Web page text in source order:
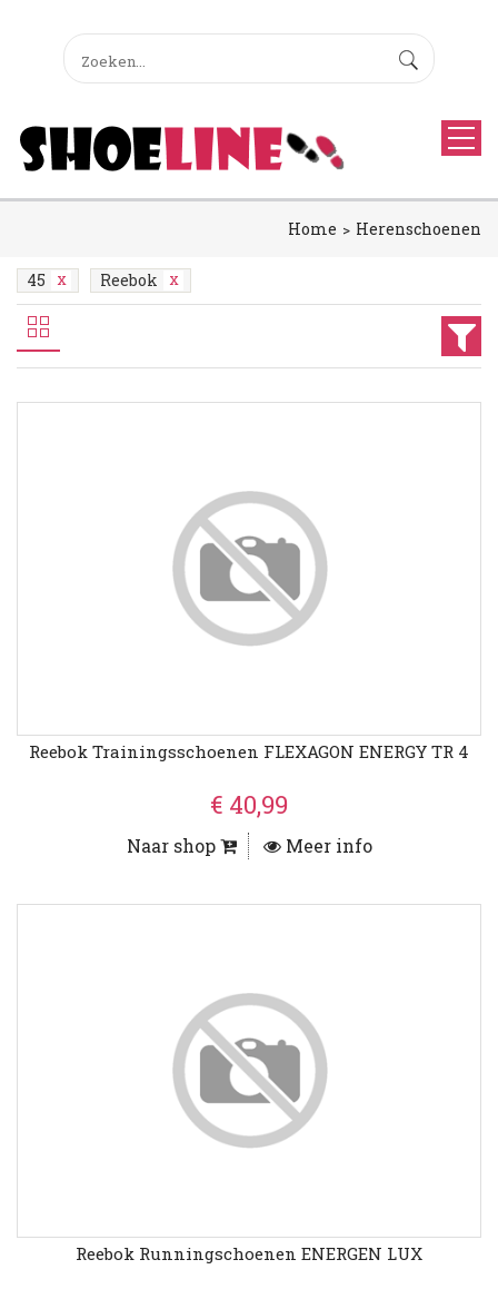
Home Herenschoenen
45 Reebok
Reebok Trainingsschoenen FLEXAGON ENERGY TR 4
€ 40,99
Naar shop Meer info
Reebok Runningschoenen ENERGEN LUX